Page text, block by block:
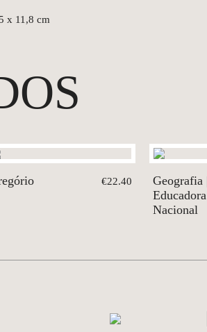
x 11,8 cm
€22.40
Educadora
Nacional